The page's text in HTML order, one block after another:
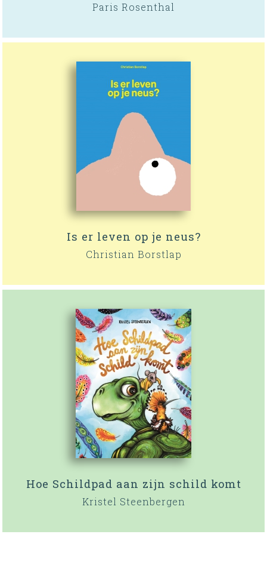
Paris Rosenthal
Is er leven op je neus?
Christian Borstlap
Hoe Schildpad aan zijn schild komt
Kristel Steenbergen